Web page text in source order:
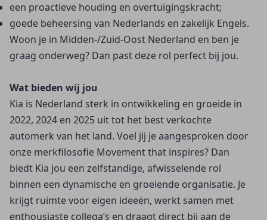
een proactieve houding en overtuigingskracht;
goede beheersing van Nederlands en zakelijk Engels.
Woon je in Midden-/Zuid-Oost Nederland en ben je
graag onderweg? Dan past deze rol perfect bij jou.
Wat bieden wij jou
Kia is Nederland sterk in ontwikkeling en groeide in
2022, 2024 en 2025 uit tot het best verkochte
automerk van het land. Voel jij je aangesproken door
onze merkfilosofie Movement that inspires? Dan
biedt Kia jou een zelfstandige, afwisselende rol
binnen een dynamische en groeiende organisatie. Je
krijgt ruimte voor eigen ideeën, werkt samen met
enthousiaste collega’s en draagt direct bij aan de